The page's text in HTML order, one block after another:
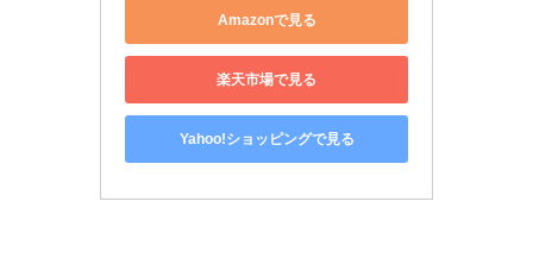
Amazonで見る
楽天市場で見る
Yahoo!ショッピングで見る